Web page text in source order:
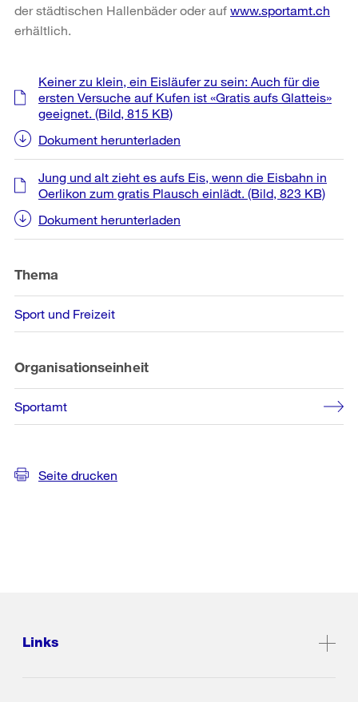
der städtischen Hallenbäder oder auf www.sportamt.ch
erhältlich.
Weitere
Informationen
Keiner zu klein, ein Eisläufer zu sein: Auch für die
ersten Versuche auf Kufen ist «Gratis aufs Glatteis»
geeignet. (Bild, 815 KB)
Dokument herunterladen
Jung und alt zieht es aufs Eis, wenn die Eisbahn in
Oerlikon zum gratis Plausch einlädt. (Bild, 823 KB)
Dokument herunterladen
Thema
Sport und Freizeit
Organisationseinheit
Sportamt
Seite drucken
Links